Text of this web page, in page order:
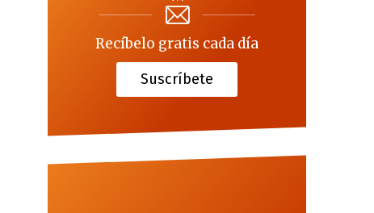
Recíbelo gratis cada día
Suscríbete